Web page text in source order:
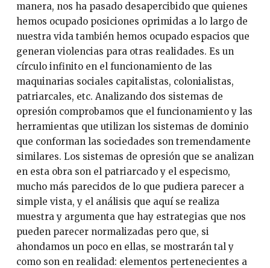
manera, nos ha pasado desapercibido que quienes
hemos ocupado posiciones oprimidas a lo largo de
nuestra vida también hemos ocupado espacios que
generan violencias para otras realidades. Es un
círculo infinito en el funcionamiento de las
maquinarias sociales capitalistas, colonialistas,
patriarcales, etc. Analizando dos sistemas de
opresión comprobamos que el funcionamiento y las
herramientas que utilizan los sistemas de dominio
que conforman las sociedades son tremendamente
similares. Los sistemas de opresión que se analizan
en esta obra son el patriarcado y el especismo,
mucho más parecidos de lo que pudiera parecer a
simple vista, y el análisis que aquí se realiza
muestra y argumenta que hay estrategias que nos
pueden parecer normalizadas pero que, si
ahondamos un poco en ellas, se mostrarán tal y
como son en realidad: elementos pertenecientes a